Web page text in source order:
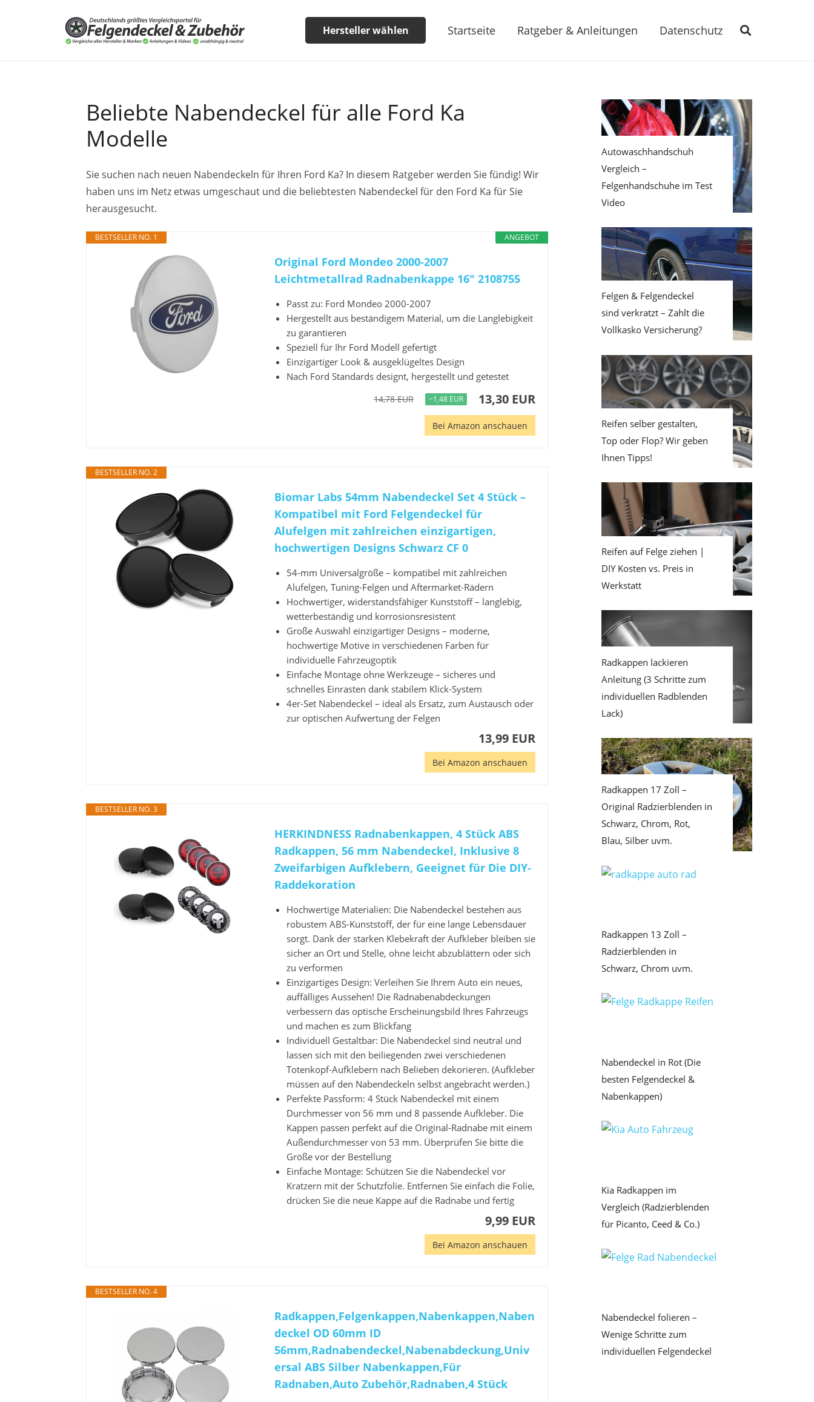
Hersteller wählen Startseite Ratgeber & Anleitungen Datenschutz
Beliebte Nabendeckel für alle Ford Ka
Modelle
Sie suchen nach neuen Nabendeckeln für Ihren Ford Ka? In diesem Ratgeber werden Sie fündig! Wir
haben uns im Netz etwas umgeschaut und die beliebtesten Nabendeckel für den Ford Ka für Sie
herausgesucht.
ANGEBOT
BESTSELLER NO. 1
Original Ford Mondeo 2000-2007
Leichtmetallrad Radnabenkappe 16" 2108755
Passt zu: Ford Mondeo 2000-2007
Hergestellt aus beständigem Material, um die Langlebigkeit
zu garantieren
Speziell für Ihr Ford Modell gefertigt
Einzigartiger Look & ausgeklügeltes Design
Nach Ford Standards designt, hergestellt und getestet
14,78 EUR −1,48 EUR 13,30 EUR
Bei Amazon anschauen
BESTSELLER NO. 2
Biomar Labs 54mm Nabendeckel Set 4 Stück –
Kompatibel mit Ford Felgendeckel für
Alufelgen mit zahlreichen einzigartigen,
hochwertigen Designs Schwarz CF 0
54-mm Universalgröße – kompatibel mit zahlreichen
Alufelgen, Tuning-Felgen und Aftermarket-Rädern
Hochwertiger, widerstandsfähiger Kunststoff – langlebig,
wetterbeständig und korrosionsresistent
Große Auswahl einzigartiger Designs – moderne,
hochwertige Motive in verschiedenen Farben für
individuelle Fahrzeugoptik
Einfache Montage ohne Werkzeuge – sicheres und
schnelles Einrasten dank stabilem Klick-System
4er-Set Nabendeckel – ideal als Ersatz, zum Austausch oder
zur optischen Aufwertung der Felgen
13,99 EUR
Bei Amazon anschauen
BESTSELLER NO. 3
HERKINDNESS Radnabenkappen, 4 Stück ABS
Radkappen, 56 mm Nabendeckel, Inklusive 8
Zweifarbigen Aufklebern, Geeignet für Die DIY-
Raddekoration
Hochwertige Materialien: Die Nabendeckel bestehen aus
robustem ABS-Kunststoff, der für eine lange Lebensdauer
sorgt. Dank der starken Klebekraft der Aufkleber bleiben sie
sicher an Ort und Stelle, ohne leicht abzublättern oder sich
zu verformen
Einzigartiges Design: Verleihen Sie Ihrem Auto ein neues,
auffälliges Aussehen! Die Radnabenabdeckungen
verbessern das optische Erscheinungsbild Ihres Fahrzeugs
und machen es zum Blickfang
Individuell Gestaltbar: Die Nabendeckel sind neutral und
lassen sich mit den beiliegenden zwei verschiedenen
Totenkopf-Aufklebern nach Belieben dekorieren. (Aufkleber
müssen auf den Nabendeckeln selbst angebracht werden.)
Perfekte Passform: 4 Stück Nabendeckel mit einem
Durchmesser von 56 mm und 8 passende Aufkleber. Die
Kappen passen perfekt auf die Original-Radnabe mit einem
Außendurchmesser von 53 mm. Überprüfen Sie bitte die
Größe vor der Bestellung
Einfache Montage: Schützen Sie die Nabendeckel vor
Kratzern mit der Schutzfolie. Entfernen Sie einfach die Folie,
drücken Sie die neue Kappe auf die Radnabe und fertig
9,99 EUR
Bei Amazon anschauen
BESTSELLER NO. 4
Radkappen,Felgenkappen,Nabenkappen,Naben
deckel OD 60mm ID
56mm,Radnabendeckel,Nabenabdeckung,Univ
ersal ABS Silber Nabenkappen,Für
Radnaben,Auto Zubehör,Radnaben,4 Stück
Autowaschhandschuh
Vergleich –
Felgenhandschuhe im Test
Video
Felgen & Felgendeckel
sind verkratzt – Zahlt die
Vollkasko Versicherung?
Reifen selber gestalten,
Top oder Flop? Wir geben
Ihnen Tipps!
Reifen auf Felge ziehen |
DIY Kosten vs. Preis in
Werkstatt
Radkappen lackieren
Anleitung (3 Schritte zum
individuellen Radblenden
Lack)
Radkappen 17 Zoll –
Original Radzierblenden in
Schwarz, Chrom, Rot,
Blau, Silber uvm.
Radkappen 13 Zoll –
Radzierblenden in
Schwarz, Chrom uvm.
Nabendeckel in Rot (Die
besten Felgendeckel &
Nabenkappen)
Kia Radkappen im
Vergleich (Radzierblenden
für Picanto, Ceed & Co.)
Nabendeckel folieren –
Wenige Schritte zum
individuellen Felgendeckel